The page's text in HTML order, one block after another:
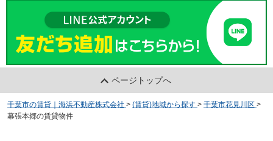
ページトップへ
千葉市の賃貸｜海浜不動産株式会社 > (賃貸)地域から探す > 千葉市花見川区 >
幕張本郷の賃貸物件